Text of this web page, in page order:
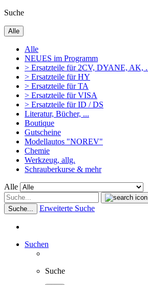
Suche
Alle
Alle
NEUES im Programm
> Ersatzteile für 2CV, DYANE, AK,
> Ersatzteile für HY
> Ersatzteile für TA
> Ersatzteile für VISA
> Ersatzteile für ID / DS
Literatur, Bücher, ...
Boutique
Gutscheine
Modellautos "NOREV"
Chemie
Werkzeug, allg.
Schrauberkurse & mehr
Alle
Suche... Erweiterte Suche
Suchen
Suche